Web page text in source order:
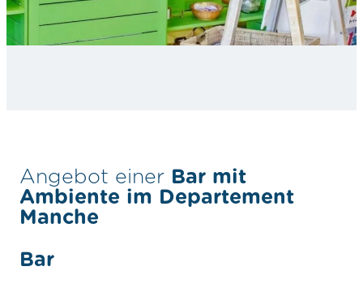
Angebot einer Bar mit
Ambiente im Departement
Manche
Bar